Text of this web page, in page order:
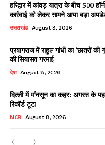
Facebook
X
हरिद्वार में कांवड़ यात्रा के बीच 500
कार्रवाई को लेकर सामने आया बड़ा
उत्तराखंड August 8, 2026
प्रयागराज में राहुल गांधी का ‘छात्रों
की सियासत गरमाई
देश August 8, 2026
दिल्ली में मॉनसून का कहर: अगस्त के
रिकॉर्ड टूटा
NCR August 8, 2026